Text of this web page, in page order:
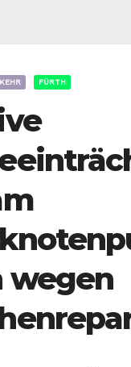
FÜRTH
wegen